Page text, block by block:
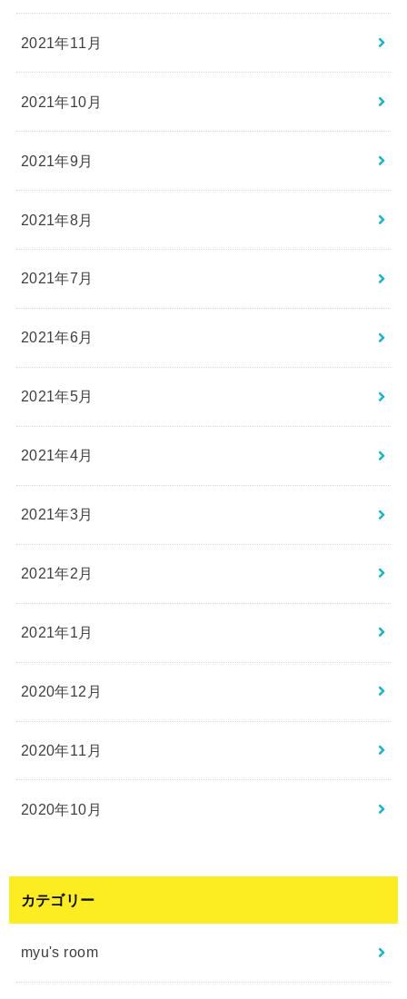
2021年11月
2021年10月
2021年9月
2021年8月
2021年7月
2021年6月
2021年5月
2021年4月
2021年3月
2021年2月
2021年1月
2020年12月
2020年11月
2020年10月
カテゴリー
myu's room